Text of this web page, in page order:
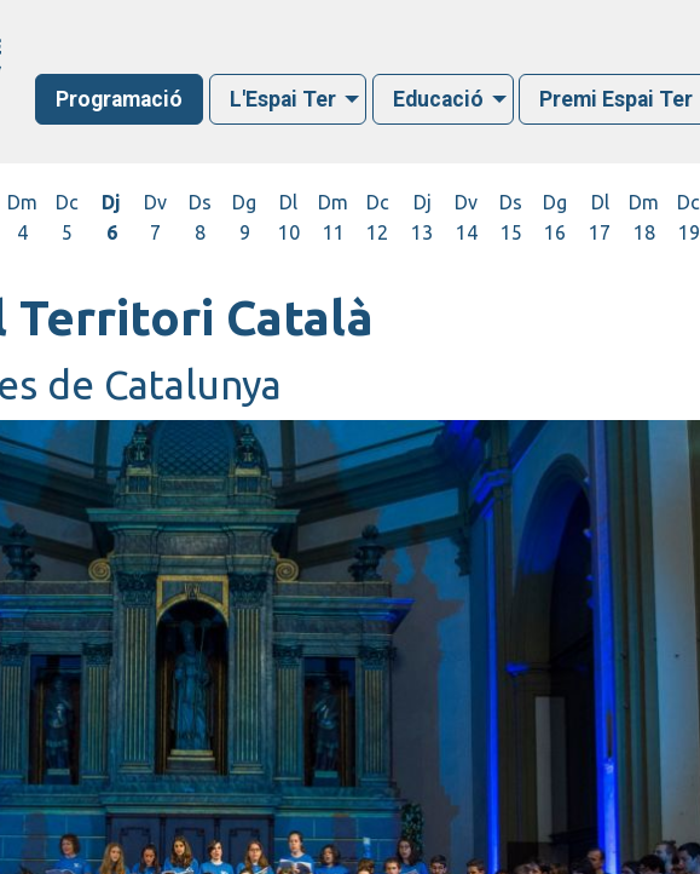
Programació L'Espai Ter Educació Premi Espai Ter
Dm
4
Dc
5
Dj
6
Dv
7
Ds
8
Dg
9
Dl
10
Dm
11
Dc
12
Dj
13
Dv
14
Ds
15
Dg
16
Dl
17
Dm
18
Dc
19
Territori Català
de Catalunya